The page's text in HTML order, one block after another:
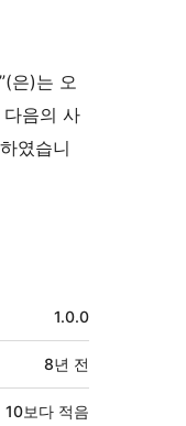
은)는 오
음의 사
였습니
1.0.0
8년 전
10보다 적음